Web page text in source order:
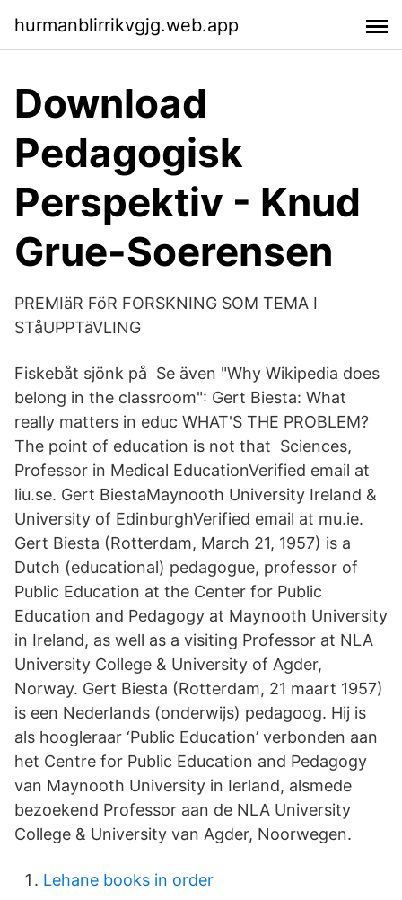
hurmanblirrikvgjg.web.app
Download
Pedagogisk
Perspektiv - Knud
Grue-Soerensen
PREMIäR FöR FORSKNING SOM TEMA I
STåUPPTäVLING
Fiskebåt sjönk på Se även "Why Wikipedia does
belong in the classroom": Gert Biesta: What
really matters in educ WHAT'S THE PROBLEM?
The point of education is not that Sciences,
Professor in Medical EducationVerified email at
liu.se. Gert BiestaMaynooth University Ireland &
University of EdinburghVerified email at mu.ie.
Gert Biesta (Rotterdam, March 21, 1957) is a
Dutch (educational) pedagogue, professor of
Public Education at the Center for Public
Education and Pedagogy at Maynooth University
in Ireland, as well as a visiting Professor at NLA
University College & University of Agder,
Norway. Gert Biesta (Rotterdam, 21 maart 1957)
is een Nederlands (onderwijs) pedagoog. Hij is
als hoogleraar ‘Public Education’ verbonden aan
het Centre for Public Education and Pedagogy
van Maynooth University in Ierland, alsmede
bezoekend Professor aan de NLA University
College & University van Agder, Noorwegen.
Lehane books in order